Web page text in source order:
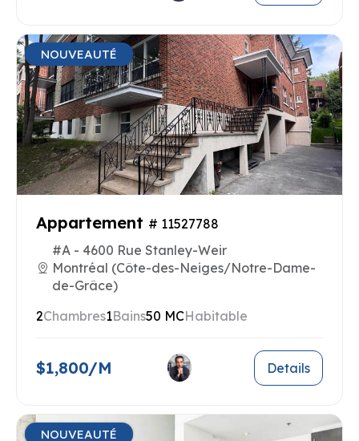
NOUVEAUTÉ
Appartement # 11527788
#A - 4600 Rue Stanley-Weir
Montréal (Côte-des-Neiges/Notre-Dame-
de-Grâce)
2Chambres1Bains50 MCHabitable
$1,800/M Details
NOUVEAUTÉ